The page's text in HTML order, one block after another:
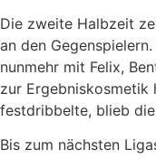
Die zweite Halbzeit
an den
nunmehr mit Felix,
zur Ergebniskosmetik
festdribbelte, blieb
Bis zum nächsten